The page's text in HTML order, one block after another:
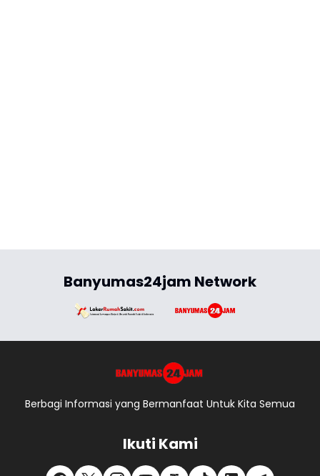
Banyumas24jam Network
Berbagi Informasi yang Bermanfaat Untuk Kita Semua
Ikuti Kami